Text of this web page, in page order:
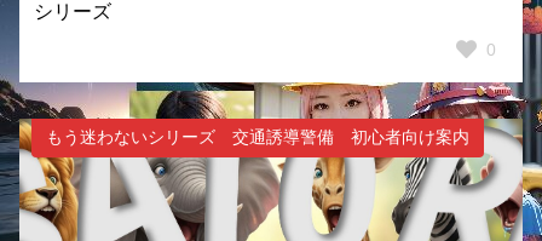
シリーズ
0
もう迷わないシリーズ 交通誘導警備 初心者向け案内